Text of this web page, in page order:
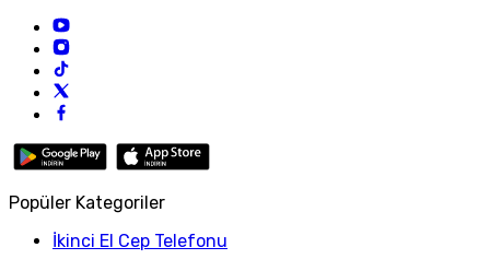
Popüler Kategoriler
İkinci El Cep Telefonu